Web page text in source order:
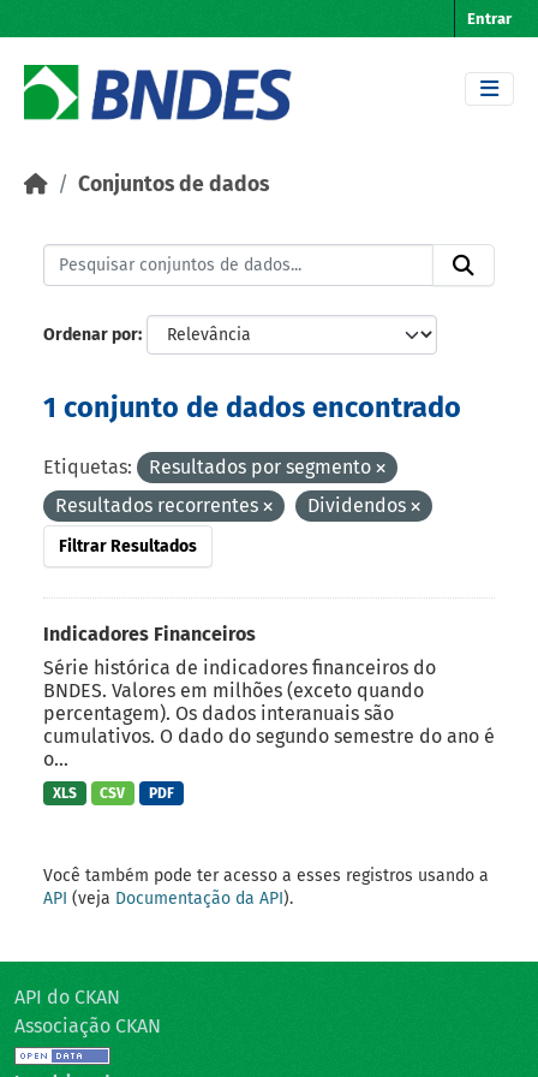
Entrar
Conjuntos de dados
Ordenar por
1 conjunto de dados encontrado
Etiquetas:
Resultados por segmento
Resultados recorrentes
Dividendos
Filtrar Resultados
Indicadores Financeiros
Série histórica de indicadores financeiros do
BNDES. Valores em milhões (exceto quando
percentagem). Os dados interanuais são
cumulativos. O dado do segundo semestre do ano é
o...
XLS CSV PDF
Você também pode ter acesso a esses registros usando a
API (veja Documentação da API).
API do CKAN
Associação CKAN